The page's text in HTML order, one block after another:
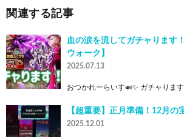
関連する記事
血の涙を流してガチャります
ウォーク】
2025.07.13
おつかれーらいす🍛✨ ガチャりま
【超重要】正月準備！12月の
2025.12.01